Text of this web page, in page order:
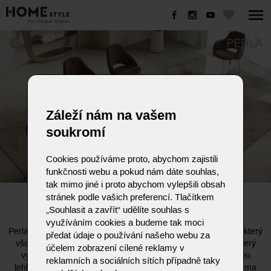
PERLA
PERLA
Perla je pečlivě navržený elegantní stůl s výraznými rozměry, který
však v prostoru nikdy nepůsobí těžce. Tento kus nábytku, který
vytvořil designér Andrea Lucatello, je definován překvapivou
lehkostí kovu. Stůl Perla se vyznačuje podnoží tvořenou dvěma
Záleží nám na vašem
soukromí
Cookies používáme proto, abychom zajistili
funkčnosti webu a pokud nám dáte souhlas,
tak mimo jiné i proto abychom vylepšili obsah
stránek podle vašich preferencí. Tlačítkem
„Souhlasit a zavřít“ udělíte souhlas s
využíváním cookies a budeme tak moci
předat údaje o používání našeho webu za
účelem zobrazení cílené reklamy v
reklamních a sociálních sítích případně taky